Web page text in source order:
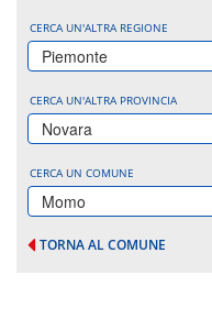
CERCA UN'ALTRA REGIONE
Piemonte
CERCA UN'ALTRA PROVINCIA
Novara
CERCA UN COMUNE
Momo
TORNA AL COMUNE